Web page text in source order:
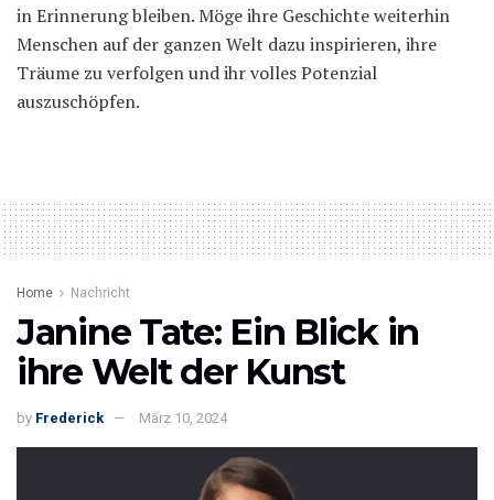
in Erinnerung bleiben. Möge ihre Geschichte weiterhin
Menschen auf der ganzen Welt dazu inspirieren, ihre
Träume zu verfolgen und ihr volles Potenzial
auszuschöpfen.
Home Nachricht
Janine Tate: Ein Blick in
ihre Welt der Kunst
by Frederick März 10, 2024